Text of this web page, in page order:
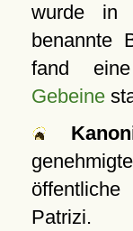
wurde in
benannte
fand
Gebeine
Patrizi.